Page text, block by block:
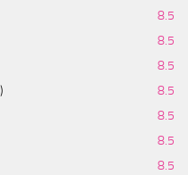
8.5
8.5
8.5
8.5
8.5
8.5
8.5